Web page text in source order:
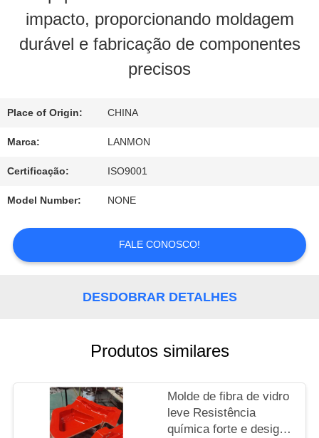
FÁBRICA
QUALIDADE
CONTACTE-
NOS
NOTÍCIA
PRIVACY
impacto, proporcionando moldagem
durável e fabricação de componentes
precisos
Place of Origin: CHINA
Marca: LANMON
Certificação: ISO9001
Model Number: NONE
FALE CONOSCO!
DESDOBRAR DETALHES
Produtos similares
Molde de fibra de vidro
leve Resistência
química forte e design